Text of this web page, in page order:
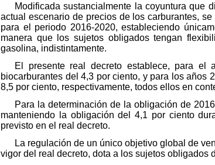
Modificada sustancialmente la coyuntura que
actual escenario de precios de los carburantes,
para el periodo 2016-2020, estableciendo
manera que los sujetos obligados tengan
gasolina, indistintamente.
El presente real decreto establece, para
biocarburantes del 4,3 por ciento, y para los años
8,5 por ciento, respectivamente, todos ellos en
Para la determinación de la obligación de
manteniendo la obligación del 4,1 por ciento
previsto en el real decreto.
La regulación de un único objetivo global de
vigor del real decreto, dota a los sujetos